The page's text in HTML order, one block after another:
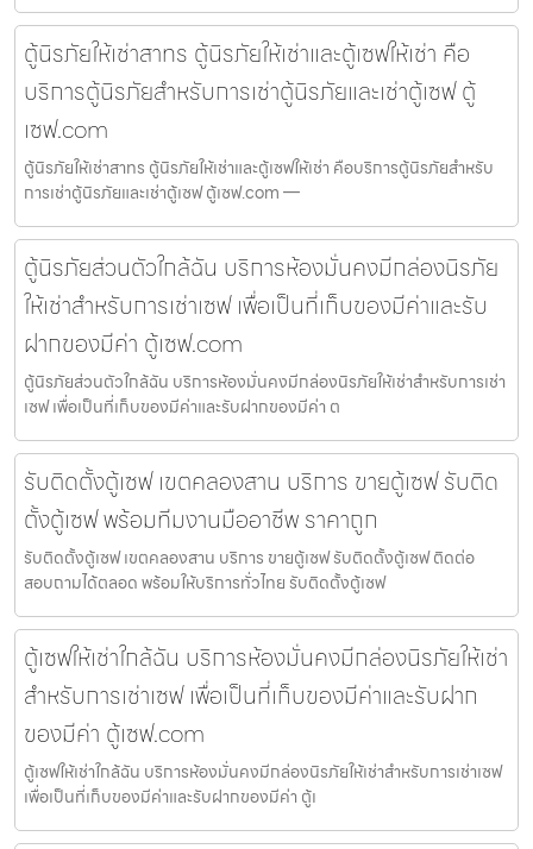
ตู้นิรภัยให้เช่าสาทร ตู้นิรภัยให้เช่าและตู้เซฟให้เช่า คือ
บริการตู้นิรภัยสำหรับการเช่าตู้นิรภัยและเช่าตู้เซฟ ตู้
เซฟ.com
ตู้นิรภัยให้เช่าสาทร ตู้นิรภัยให้เช่าและตู้เซฟให้เช่า คือบริการตู้นิรภัยสำหรับ
การเช่าตู้นิรภัยและเช่าตู้เซฟ ตู้เซฟ.com —
ตู้นิรภัยส่วนตัวใกล้ฉัน บริการห้องมั่นคงมีกล่องนิรภัย
ให้เช่าสำหรับการเช่าเซฟ เพื่อเป็นที่เก็บของมีค่าและรับ
ฝากของมีค่า ตู้เซฟ.com
ตู้นิรภัยส่วนตัวใกล้ฉัน บริการห้องมั่นคงมีกล่องนิรภัยให้เช่าสำหรับการเช่า
เซฟ เพื่อเป็นที่เก็บของมีค่าและรับฝากของมีค่า ต
รับติดตั้งตู้เซฟ เขตคลองสาน บริการ ขายตู้เซฟ รับติด
ตั้งตู้เซฟ พร้อมทีมงานมืออาชีพ ราคาถูก
รับติดตั้งตู้เซฟ เขตคลองสาน บริการ ขายตู้เซฟ รับติดตั้งตู้เซฟ ติดต่อ
สอบถามได้ตลอด พร้อมให้บริการทั่วไทย รับติดตั้งตู้เซฟ
ตู้เซฟให้เช่าใกล้ฉัน บริการห้องมั่นคงมีกล่องนิรภัยให้เช่า
สำหรับการเช่าเซฟ เพื่อเป็นที่เก็บของมีค่าและรับฝาก
ของมีค่า ตู้เซฟ.com
ตู้เซฟให้เช่าใกล้ฉัน บริการห้องมั่นคงมีกล่องนิรภัยให้เช่าสำหรับการเช่าเซฟ
เพื่อเป็นที่เก็บของมีค่าและรับฝากของมีค่า ตู้เ